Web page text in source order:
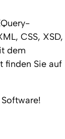
CSS, XSD,
dem
finden Sie auf